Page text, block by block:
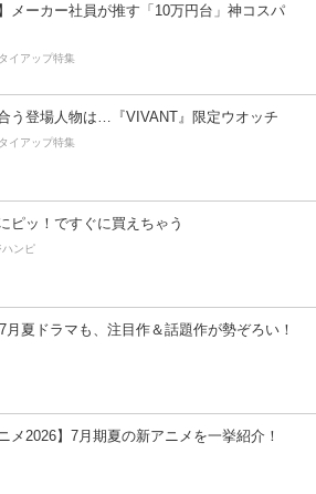
】メーカー社員が推す「10万円台」神コスパ
イアップ特集
う登場人物は…『VIVANT』限定ウオッチ
イアップ特集
ピッ！ですぐに買えちゃう
ハンピ
月夏ドラマも、注目作＆話題作が勢ぞろい！
メ2026】7月期夏の新アニメを一挙紹介！